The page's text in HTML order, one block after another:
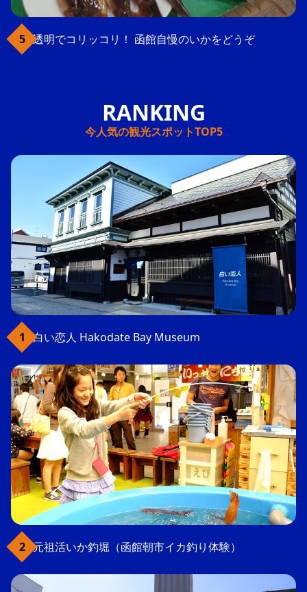
透明でコリッコリ！ 函館自慢のいかをどうぞ
今人気の観光スポットTOP5
白い恋人 Hakodate Bay Museum
元祖活いか釣堀（函館朝市イカ釣り体験）